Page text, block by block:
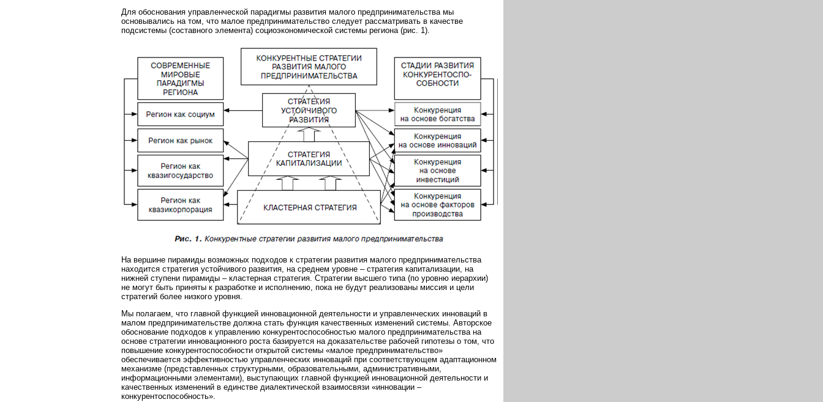
Для обоснования управленческой парадигмы развития малого предпринимательства мы
основывались на том, что малое предпринимательство следует рассматривать в качестве
подсистемы (составного элемента) социоэкономической системы региона (рис. 1).
На вершине пирамиды возможных подходов к стратегии развития малого предпринимательства
находится стратегия устойчивого развития, на среднем уровне – стратегия капитализации, на
нижней ступени пирамиды – кластерная стратегия. Стратегии высшего типа (по уровню иерархии)
не могут быть приняты к разработке и исполнению, пока не будут реализованы миссия и цели
стратегий более низкого уровня.
Мы полагаем, что главной функцией инновационной деятельности и управленческих инноваций в
малом предпринимательстве должна стать функция качественных изменений системы. Авторское
обоснование подходов к управлению конкурентоспособностью малого предпринимательства на
основе стратегии инновационного роста базируется на доказательстве рабочей гипотезы о том, что
повышение конкурентоспособности открытой системы «малое предпринимательство»
обеспечивается эффективностью управленческих инноваций при соответствующем адаптационном
механизме (представленных структурными, образовательными, административными,
информационными элементами), выступающих главной функцией инновационной деятельности и
качественных изменений в единстве диалектической взаимосвязи «инновации –
конкурентоспособность».